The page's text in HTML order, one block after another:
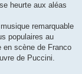
heurte aux aléas
remarquable
populaires au
en scène de Franco
de Puccini.